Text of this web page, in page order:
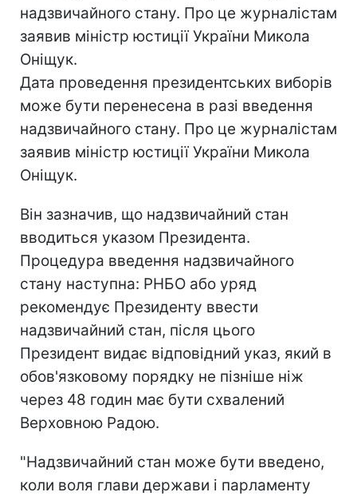
надзвичайного стану. Про це журналістам
заявив міністр юстиції України Микола
Оніщук.
Дата проведення президентських виборів
може бути перенесена в разі введення
надзвичайного стану. Про це журналістам
заявив міністр юстиції України Микола
Оніщук.
Він зазначив, що надзвичайний стан
вводиться указом Президента.
Процедура введення надзвичайного
стану наступна: РНБО або уряд
рекомендує Президенту ввести
надзвичайний стан, після цього
Президент видає відповідний указ, який в
обов'язковому порядку не пізніше ніж
через 48 годин має бути схвалений
Верховною Радою.
"Надзвичайний стан може бути введено,
коли воля глави держави і парламенту